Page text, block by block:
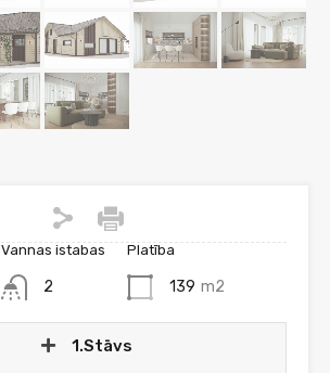
Vannas istabas
2
Platība
139 m2
1.Stāvs